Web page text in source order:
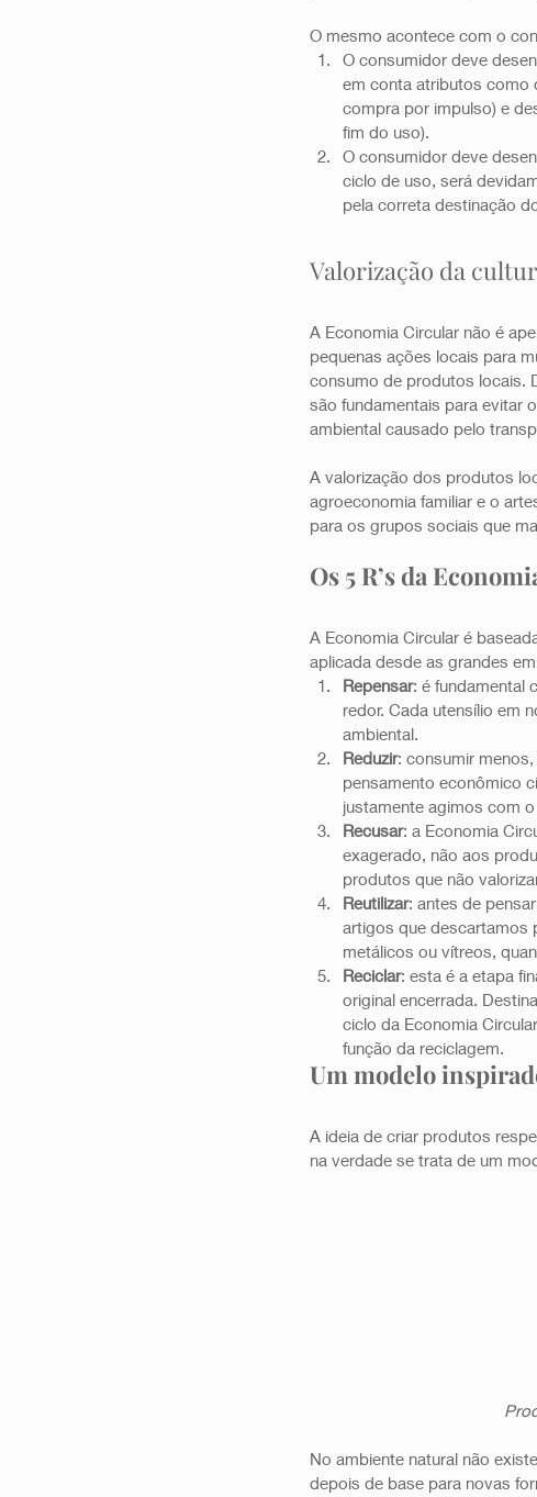
O mesmo acontece com o
O consumidor deve
em conta atributos como
compra por impulso) e
fim do uso).
O consumidor deve
ciclo de uso, será
pela correta destinação
Valorização da
A Economia Circular não é
pequenas ações locais para
consumo de produtos locais.
são fundamentais para evitar
ambiental causado pelo
A valorização dos produtos
agroeconomia familiar e o
para os grupos sociais que
Os 5 R’s da
A Economia Circular é
aplicada desde as grandes
Repensar: é fundamental
redor. Cada utensílio em
ambiental.
Reduzir: consumir
pensamento econômico
justamente agimos com
Recusar: a Economia
exagerado, não aos
produtos que não
Reutilizar: antes de
artigos que descartamos
metálicos ou vítreos,
Reciclar: esta é a etapa
original encerrada.
ciclo da Economia
função da reciclagem.
Um modelo
A ideia de criar produtos
na verdade se trata de um
No ambiente natural não
depois de base para novas